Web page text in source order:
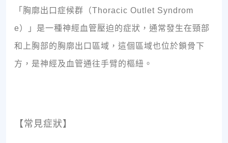
「胸廓出口症候群（Thoracic Outlet Syndrom
e）」是一種神經血管壓迫的症狀，通常發生在頸部
和上胸部的胸廓出口區域，這個區域也位於鎖骨下
方，是神經及血管通往手臂的樞紐。
【常見症狀】